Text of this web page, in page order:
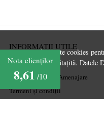
Acest site folosește cookies
experiență îmbunătațită. Datele
INFORMATII UTILE
Despre noi
Ghiduri și Idei de Amenajare
Termeni și condiții
Nota clienților
8,61 /10